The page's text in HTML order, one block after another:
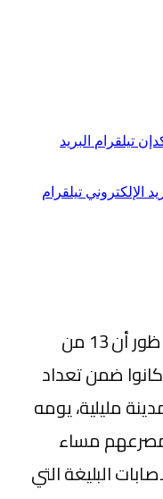
تيلقرام البريد
الإلكتروني تيلقرام
أفادت مصادر محلية بإقليم الناظور أن 13 من
كانوا ضمن تعداد
مليلية، يومه
2022 ،لقوا مصرعهم مساء
البليغة التي